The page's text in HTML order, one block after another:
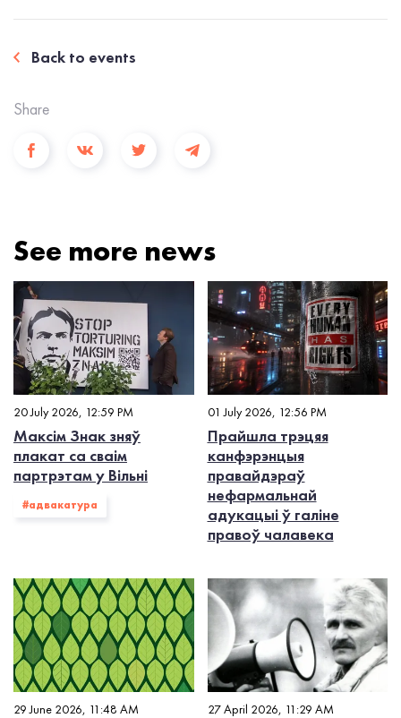
Back to events
Share
See more news
20 July 2026, 12:59 PM
Максім Знак зняў
плакат са сваім
партрэтам у Вільні
#адвакатура
01 July 2026, 12:56 PM
Прайшла трэцяя
канфэрэнцыя
правайдэраў
нефармальнай
адукацыі ў галіне
правоў чалавека
29 June 2026, 11:48 AM 27 April 2026, 11:29 AM